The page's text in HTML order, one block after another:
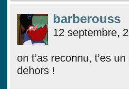
barberouss
12 septembre,
on t’as reconnu, t’es
dehors !